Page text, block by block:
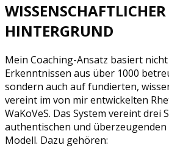
WISSENSCHAFTLICHER
HINTERGRUND
Mein Coaching-Ansatz basiert
Erkenntnissen aus über 1000
sondern auch auf fundierten,
vereint im von mir entwickelten
WaKoVeS. Das System vereint drei
authentischen und überzeugenden
Modell. Dazu gehören: